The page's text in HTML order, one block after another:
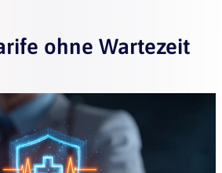
ohne Wartezeit